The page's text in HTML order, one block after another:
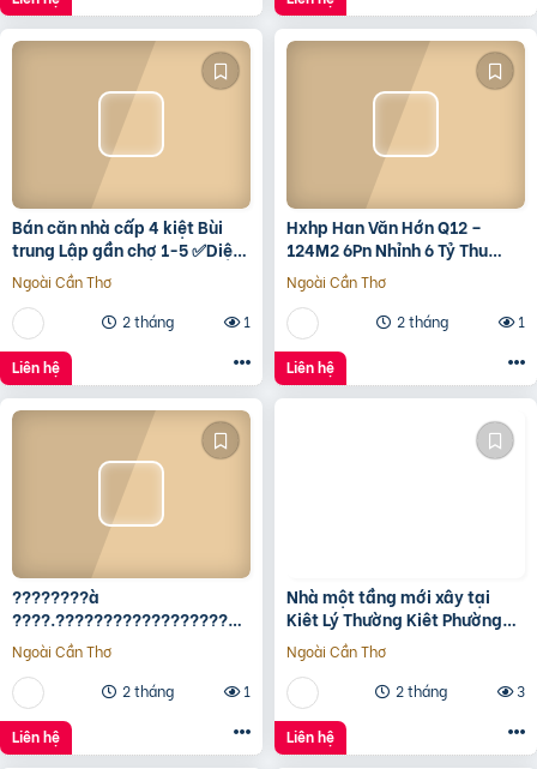
Bán căn nhà cấp 4 kiệt Bùi
trung Lập gần chợ 1-5 ✅Diện
tích 5*22 ✅Hướng Tây Bắc
✅Đường oto thông
Ngoài Cần Thơ
2 tháng
1
Liên hệ
Hxhp Han Văn Hớn Q12 –
124M2 6Pn Nhỉnh 6 Tỷ Thu
15Tr/Tháng
Ngoài Cần Thơ
2 tháng
1
Liên hệ
????????à
????.????????????????????,
???????????????? ????
ộ???? ????????ấ????, ????
ó???? ???? ????ặ????
????????ề????
????????????, ????????á
????.???? ????ỷ
Ngoài Cần Thơ
2 tháng
1
Liên hệ
Nhà một tầng mới xây tại
Kiêt Lý Thường Kiêt Phường
nam Đông Hà Quảng Trị
Ngoài Cần Thơ
2 tháng
3
Liên hệ